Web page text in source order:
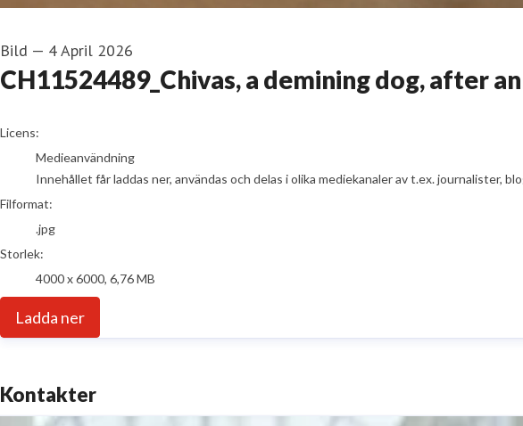
Bild — 4 April 2026
CH11524489_Chivas, a demining dog, after
go to media item
Licens:
Medieanvändning
Innehållet får laddas ner, användas och delas i olika mediekanaler av t.ex.
Filformat:
.jpg
Storlek:
4000 x 6000, 6,76 MB
Ladda ner
Kontakter